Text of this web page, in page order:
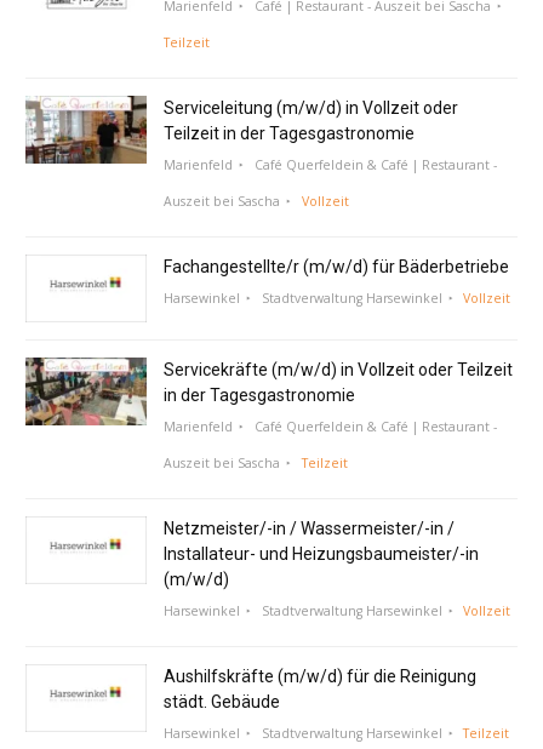
Marienfeld Café | Restaurant - Auszeit bei Sascha
Teilzeit
Serviceleitung (m/w/d) in Vollzeit oder
Teilzeit in der Tagesgastronomie
Marienfeld Café Querfeldein & Café | Restaurant -
Auszeit bei Sascha Vollzeit
Fachangestellte/r (m/w/d) für Bäderbetriebe
Harsewinkel Stadtverwaltung Harsewinkel Vollzeit
Servicekräfte (m/w/d) in Vollzeit oder Teilzeit
in der Tagesgastronomie
Marienfeld Café Querfeldein & Café | Restaurant -
Auszeit bei Sascha Teilzeit
Netzmeister/-in / Wassermeister/-in /
Installateur- und Heizungsbaumeister/-in
(m/w/d)
Harsewinkel Stadtverwaltung Harsewinkel Vollzeit
Aushilfskräfte (m/w/d) für die Reinigung
städt. Gebäude
Harsewinkel Stadtverwaltung Harsewinkel Teilzeit